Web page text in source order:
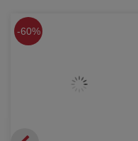
luźnego, miejskiego looku.
Do pracy
: Zestaw ją z
60%